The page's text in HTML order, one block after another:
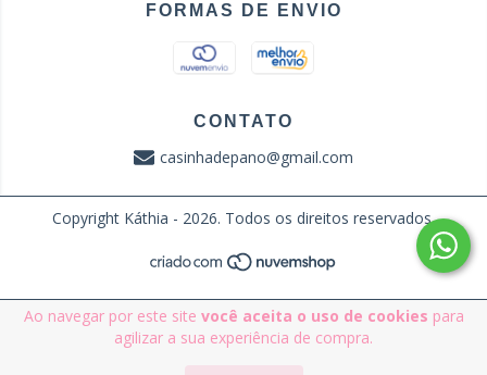
Ao navegar por este site você aceita o uso de cookies para
agilizar a sua experiência de compra.
FORMAS DE ENVIO
CONTATO
casinhadepano@gmail.com
Copyright Káthia - 2026. Todos os direitos reservados.